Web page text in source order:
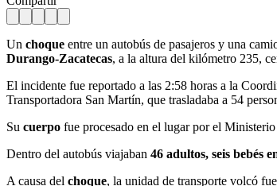
Un choque entre un autobús de pasajeros y una
Durango-Zacatecas, a la altura del kilómetro 235,
El incidente fue reportado a las 2:58 horas a la
Transportadora San Martín, que trasladaba a 54
Su cuerpo fue procesado en el lugar por el
Dentro del autobús viajaban 46 adultos, seis bebés
A causa del choque, la unidad de transporte volcó